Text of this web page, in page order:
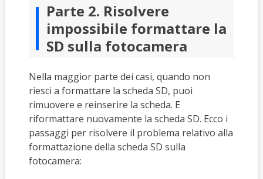
Parte 2. Risolvere
impossibile formattare la
SD sulla fotocamera
Nella maggior parte dei casi, quando non
riesci a formattare la scheda SD, puoi
rimuovere e reinserire la scheda. E
riformattare nuovamente la scheda SD. Ecco i
passaggi per risolvere il problema relativo alla
formattazione della scheda SD sulla
fotocamera: